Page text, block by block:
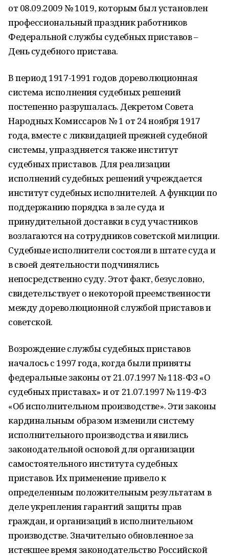
от 08.09.2009 № 1019, которым был установлен
профессиональный праздник работников
Федеральной службы судебных приставов –
День судебного пристава.
В период 1917-1991 годов дореволюционная
система исполнения судебных решений
постепенно разрушалась. Декретом Совета
Народных Комиссаров № 1 от 24 ноября 1917
года, вместе с ликвидацией прежней судебной
системы, упраздняется также институт
судебных приставов. Для реализации
исполнений судебных решений учреждается
институт судебных исполнителей. А функции по
поддержанию порядка в зале суда и
принудительной доставки в суд участников
возлагаются на сотрудников советской милиции.
Судебные исполнители состояли в штате суда и
в своей деятельности подчинялись
непосредственно суду. Этот факт, безусловно,
свидетельствует о некоторой преемственности
между дореволюционной службой приставов и
советской.
Возрождение службы судебных приставов
началось с 1997 года, когда были приняты
федеральные законы от 21.07.1997 № 118-ФЗ «О
судебных приставах» и от 21.07.1997 № 119-ФЗ
«Об исполнительном производстве». Эти законы
кардинальным образом изменили систему
исполнительного производства и явились
законодательной основой для организации
самостоятельного института судебных
приставов. Их применение привело к
определенным положительным результатам в
деле укрепления гарантий защиты прав
граждан, и организаций в исполнительном
производстве. Значительно обновленное за
истекшее время законодательство Российской